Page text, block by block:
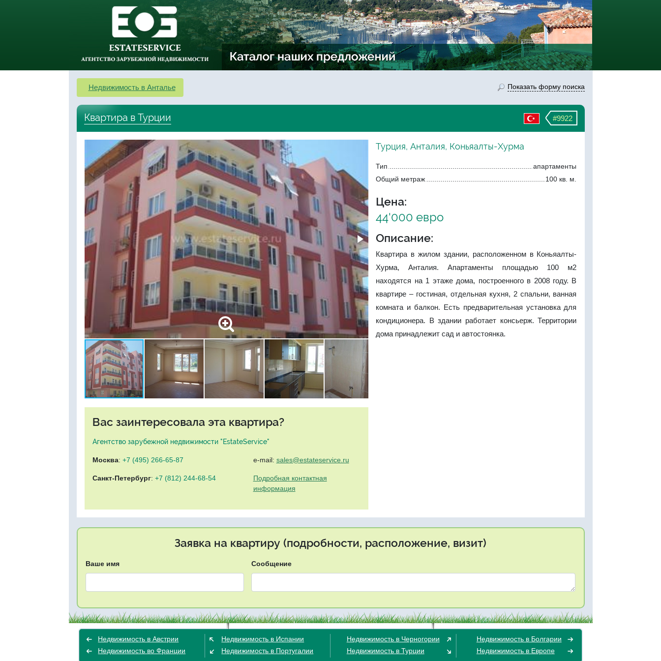
Недвижимость в Анталье Показать форму поиска
#9922
Квартира в Турции
Вас заинтересовала эта квартира?
Агентство зарубежной недвижимости "EstateService"
Москва: +7 (495) 266-65-87
Санкт-Петербург: +7 (812) 244-68-54
e-mail: sales@estateservice.ru
Подробная контактная
информация
Турция, Анталия, Коньяалты-Хурма
Тип
апартаменты
Общий метраж
100 кв. м.
Цена:
44'000 евро
Описание:
Квартира в жилом здании, расположенном в Коньяалты-
Хурма, Анталия. Апартаменты площадью 100 м2
находятся на 1 этаже дома, построенного в 2008 году. В
квартире – гостиная, отдельная кухня, 2 спальни, ванная
комната и балкон. Есть предварительная установка для
кондиционера. В здании работает консьерж. Территории
дома принадлежит сад и автостоянка.
Заявка на квартиру (подробности, расположение, визит)
Ваше имя Сообщение
Недвижимость в Австрии
Недвижимость во Франции
Недвижимость в Испании
Недвижимость в Португалии
Недвижимость в Черногории
Недвижимость в Турции
Недвижимость в Болгарии
Недвижимость в Европе